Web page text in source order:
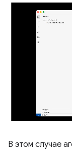
В этом случае